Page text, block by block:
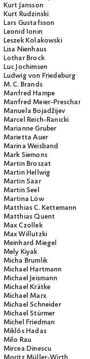
Kurt Jansson
Kurt Rudzinski
Lars Gustafsson
Leonid Ionin
Leszek Kolakowski
Lisa Nienhaus
Lothar Brock
Luc Jochimsen
Ludwig von Friedeburg
M. C. Brands
Manfred Hampe
Manfred Meier-Preschany
Manuela Bojadžijev
Marcel Reich-Ranicki
Marianne Gruber
Marietta Auer
Marina Weisband
Mark Siemons
Martin Broszat
Martin Hellwig
Martin Saar
Martin Seel
Martina Löw
Matthias C. Kettemann
Matthias Quent
Max Czollek
Max Willutzki
Meinhard Miegel
Mely Kiyak
Micha Brumlik
Michael Hartmann
Michael Jeismann
Michael Krätke
Michael Marx
Michael Schneider
Michael Stürmer
Michel Friedman
Miklós Hadas
Milo Rau
Mircea Dinescu